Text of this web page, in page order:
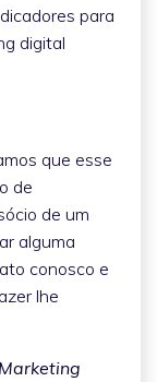
para
digital
que esse
de
de um
alguma
conosco e
lhe